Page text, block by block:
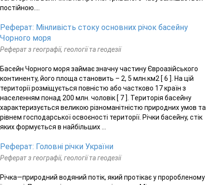
постійною....
Реферат: Мінливість стоку основних річок басейну
Чорного моря
Реферат з географії, геології та геодезії
Басейн Чорного моря займає значну частину Євроазійського
континенту, його площа становить – 2, 5 млн.км2 [ 6 ]. На цій
території розміщується повністю або частково 17 країн з
населенням понад 200 млн. чоловік [ 7 ]. Територія басейну
характеризується великою різноманітністю природних умов та
рівнем господарської освоєності території. Річки басейну, стік
яких формується в найбільших ...
Реферат: Головні річки України
Реферат з географії, геології та геодезії
Річка—природний водяний потік, який протікає у проробленому